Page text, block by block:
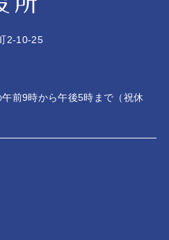
2-10-25
前9時から午後5時まで（祝休